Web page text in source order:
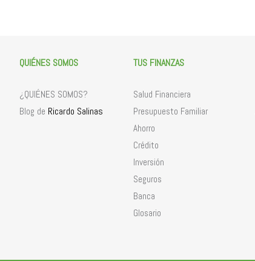
QUIÉNES SOMOS
¿QUIÉNES SOMOS?
Blog de Ricardo Salinas
TUS FINANZAS
Salud Financiera
Presupuesto Familiar
Ahorro
Crédito
Inversión
Seguros
Banca
Glosario